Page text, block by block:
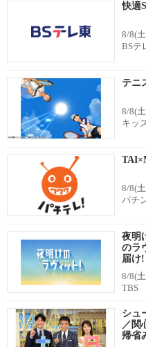
快適
8/8(
BSテ
テニ
8/8(
キッ
8/8(
パチ
夜明
のラ
届け!
8/8(
TBS
シュ
／関
帰省